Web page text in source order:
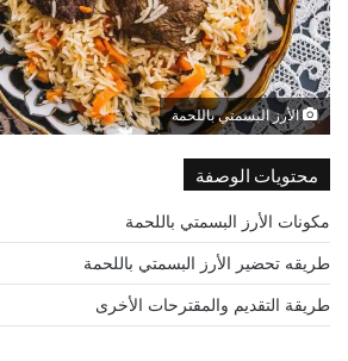
الأرز البسمتي باللحمة
محتويات الوصفة
مكونات الأرز البسمتي باللحمة
طريقه تحضير الأرز البسمتي باللحمة
طريقة التقديم والمقترحات الأخرى